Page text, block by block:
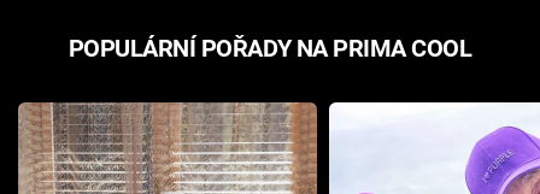
POPULÁRNÍ POŘADY NA PRIMA COOL